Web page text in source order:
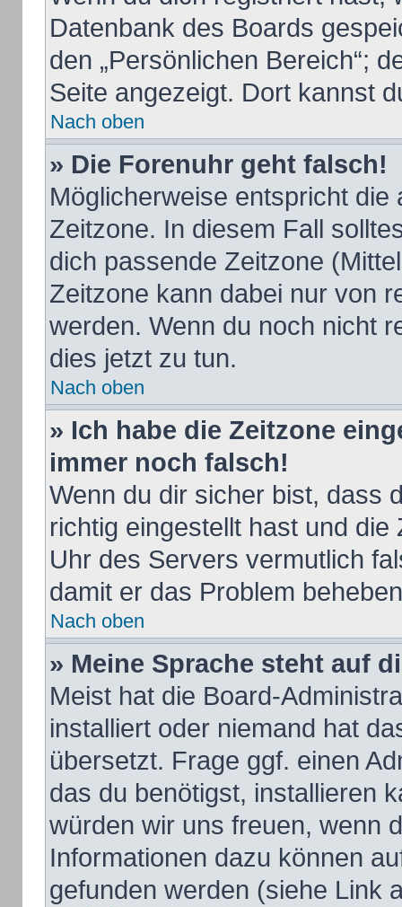
Datenbank des Boards
den „Persönlichen Bereich“;
Seite angezeigt. Dort kannst
Nach oben
» Die Forenuhr geht falsch!
Möglicherweise entspricht
Zeitzone. In diesem Fall
dich passende Zeitzone
Zeitzone kann dabei nur von
werden. Wenn du noch nicht
dies jetzt zu tun.
Nach oben
» Ich habe die Zeitzone
immer noch falsch!
Wenn du dir sicher bist, dass
richtig eingestellt hast und
Uhr des Servers vermutlich
damit er das Problem
Nach oben
» Meine Sprache steht auf
Meist hat die Board-
installiert oder niemand hat
übersetzt. Frage ggf. einen
das du benötigst, installieren
würden wir uns freuen, wenn
Informationen dazu können
gefunden werden (siehe Link